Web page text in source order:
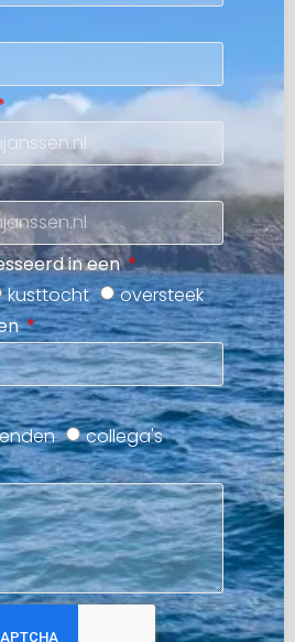
in een
kusttocht
oversteek
collega's